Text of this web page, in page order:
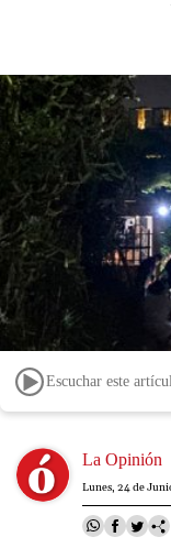
Escuchar este
Image La Opinión
Lunes, 24 de